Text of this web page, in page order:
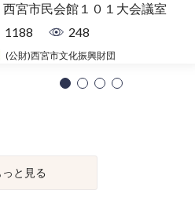
西宮市民会館１０１大会議室
1188
248
(公財)西宮市文化振興財団
っと見る